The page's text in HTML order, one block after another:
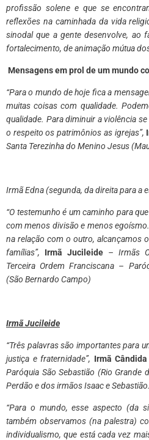
profissão solene e que se
reflexões na caminhada da vida
sinodal que a gente desenvolve, ao
fortalecimento, de animação mútua
Mensagens em prol de um mundo
“Para o mundo de hoje fica a
muitas coisas com qualidade.
qualidade. Para diminuir a violência
o respeito os patrimônios as igrejas”,
Santa Terezinha do Menino Jesus
​Irmã Edna (segunda, da direita para a
“O testemunho é um caminho para
com menos divisão e menos
na relação com o outro, alcançamos
famílias”, Irmã Jucileide – Irmãs
Terceira Ordem Franciscana –
(São Bernardo Campo)
Irmã Jucileide
“Três palavras são importantes para
justiça e fraternidade”, Irmã Cândida
Paróquia São Sebastião (Rio Grande
Perdão e dos irmãos Isaac e Sebastião.
“Para o mundo, esse aspecto (da
também observamos (na palestra)
individualismo, que está cada vez